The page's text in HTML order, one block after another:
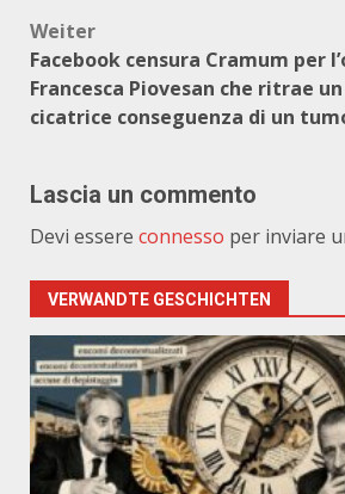
Weiter
Facebook censura Cramum per
Francesca Piovesan che ritrae
cicatrice conseguenza di un
Lascia un commento
Devi essere connesso per inviare
VERWANDTE GESCHICHTEN